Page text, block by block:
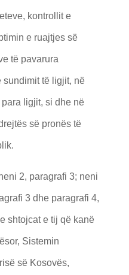
kontrollit e
e ruajtjes së
të pavarura
sundimit të ligjit, në
ligjit, si dhe në
së pronës të
2, paragrafi 3; neni
3 dhe paragrafi 4,
shtojcat e tij që kanë
Sistemin
së Kosovës,